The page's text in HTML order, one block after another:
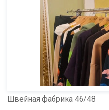
Швейная фабрика 46/48